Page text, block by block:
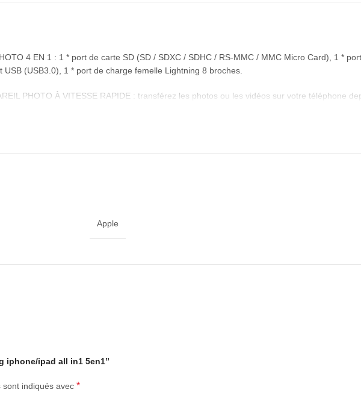
4 EN 1 : 1 * port de carte SD (SD / SDXC / SDHC / RS-MMC / MMC Micro Card), 1 *
(USB3.0), 1 * port de charge femelle Lightning 8 broches.
PHOTO À VITESSE RAPIDE : transférez les photos ou les vidéos sur votre téléphone
JPEG et RAW et HEIF/HEVC, etc.
pas être utilisés en même temps.
en cas de transfert depuis une carte TF, une carte SD ou un disque USB.
Apple
iphone/ipad all in1 5en1”
sont indiqués avec *